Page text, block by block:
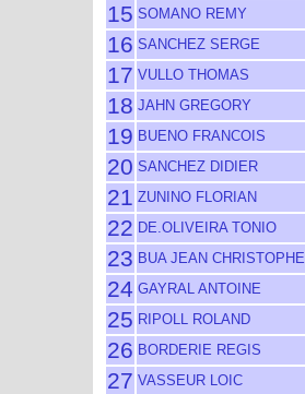
15 SOMANO REMY
16 SANCHEZ SERGE
17 VULLO THOMAS
18 JAHN GREGORY
19 BUENO FRANCOIS
20 SANCHEZ DIDIER
21 ZUNINO FLORIAN
22 DE.OLIVEIRA TONIO
23 BUA JEAN CHRISTOPHE
24 GAYRAL ANTOINE
25 RIPOLL ROLAND
26 BORDERIE REGIS
27 VASSEUR LOIC